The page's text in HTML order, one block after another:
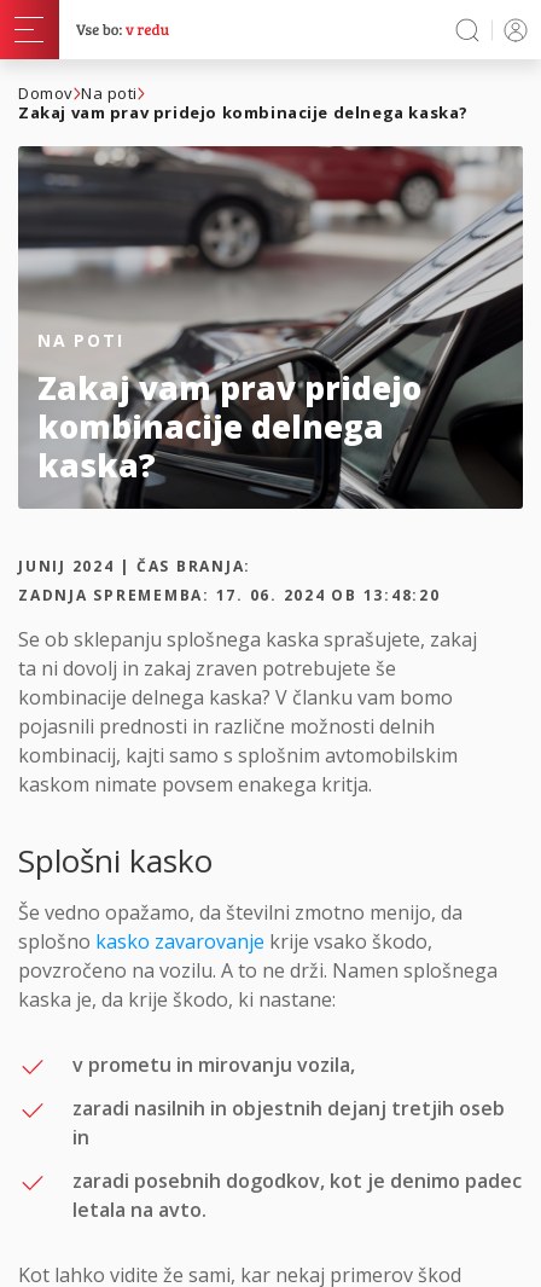
Domov Na poti
Zakaj vam prav pridejo kombinacije delnega kaska?
NA POTI
Zakaj vam prav pridejo
kombinacije delnega
kaska?
JUNIJ 2024 | ČAS BRANJA:
ZADNJA SPREMEMBA: 17. 06. 2024 OB 13:48:20
Se ob sklepanju splošnega kaska sprašujete, zakaj
ta ni dovolj in zakaj zraven potrebujete še
kombinacije delnega kaska? V članku vam bomo
pojasnili prednosti in različne možnosti delnih
kombinacij, kajti samo s splošnim avtomobilskim
kaskom nimate povsem enakega kritja.
Splošni kasko
Še vedno opažamo, da številni zmotno menijo, da
splošno kasko zavarovanje krije vsako škodo,
povzročeno na vozilu. A to ne drži. Namen splošnega
kaska je, da krije škodo, ki nastane:
v prometu in mirovanju vozila,
zaradi nasilnih in objestnih dejanj tretjih oseb
in
zaradi posebnih dogodkov, kot je denimo padec
letala na avto.
Kot lahko vidite že sami, kar nekaj primerov škod